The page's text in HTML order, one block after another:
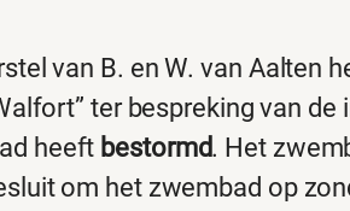
van B. en W. van Aalten
ter bespreking van
heeft bestormd. Het
om het zwembad op